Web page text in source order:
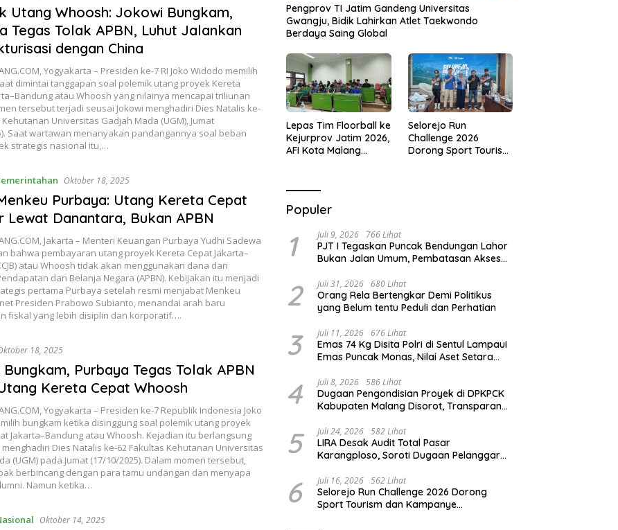
Utang Whoosh: Jokowi Bungkam,
Tegas Tolak APBN, Luhut Jalankan
dengan China
Yogyakarta – Presiden ke-7 RI Joko Widodo memilih
dimintai tanggapan soal polemik utang proyek Kereta
atau Whoosh yang nilainya mencapai triliunan
tersebut terjadi seusai Jokowi menghadiri Dies Natalis ke-
Kehutanan Universitas Gadjah Mada (UGM), Jumat
Saat wartawan menanyakan pandangannya soal beban
strategis nasional itu,…
Oktober 18, 2025
Purbaya: Utang Kereta Cepat
Lewat Danantara, Bukan APBN
Jakarta – Menteri Keuangan Purbaya Yudhi Sadewa
bahwa pembayaran utang proyek Kereta Cepat Jakarta–
atau Whoosh tidak akan menggunakan dana dari
dan Belanja Negara (APBN). Kebijakan itu menjadi
pertama Purbaya setelah resmi menjabat Menkeu
Presiden Prabowo Subianto, menandai arah baru
fiskal yang lebih disiplin dan korporatif….
18, 2025
Purbaya Tegas Tolak APBN
Kereta Cepat Whoosh
Yogyakarta – Presiden ke-7 Republik Indonesia Joko
bungkam ketika disinggung soal polemik utang proyek
Jakarta–Bandung atau Whoosh. Kejadian itu berlangsung
menghadiri Dies Natalis ke-62 Fakultas Kehutanan Universitas
(UGM) pada Jumat (17/10/2025). Dalam momen tersebut,
berbincang dengan para tamu undangan dan menyapa
Namun ketika…
Oktober 14, 2025
Pengprov TI Jatim Gandeng Universitas
Gwangju, Bidik Lahirkan Atlet Taekwondo
Berdaya Saing Global
Lepas Tim Floorball ke
Kejurprov Jatim 2026,
AFI Kota Malang
Selorejo Run
Challenge 2026
Dorong Sport Tourism
Populer
1 Juli 9, 2026 766 Lihat
PJT I Tegaskan Puncak Bendungan Lahor
Bukan Jalan Umum, Pembatasan Akses
2 Juli 31, 2026 680 Lihat
Orang Rela Bertengkar Demi Politikus
yang Belum tentu Peduli dan Perhatian
3 Juli 11, 2026 676 Lihat
Emas 74 Kg Disita Polri di Sentul Lampaui
Emas Puncak Monas, Nilai Aset Setara
4 Juli 8, 2026 586 Lihat
Dugaan Pengondisian Proyek di DPKPCK
Kabupaten Malang Disorot, Transparansi
5 Juli 24, 2026 582 Lihat
LIRA Desak Audit Total Pasar
Karangploso, Soroti Dugaan Pelanggaran
6 Juli 16, 2026 562 Lihat
Selorejo Run Challenge 2026 Dorong
Sport Tourism dan Kampanye